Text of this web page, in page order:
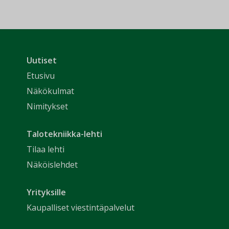
Uutiset
Etusivu
Näkökulmat
Nimitykset
Talotekniikka-lehti
Tilaa lehti
Näköislehdet
Yrityksille
Kaupalliset viestintäpalvelut